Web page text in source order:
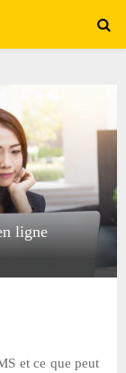
ligne
et ce que peut